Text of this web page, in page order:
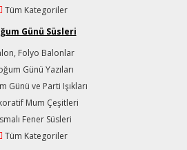
Tüm Kategoriler
Günü Süsleri
Folyo Balonlar
Günü Yazıları
Günü ve Parti Işıkları
Mum Çeşitleri
Fener Süsleri
Tüm Kategoriler